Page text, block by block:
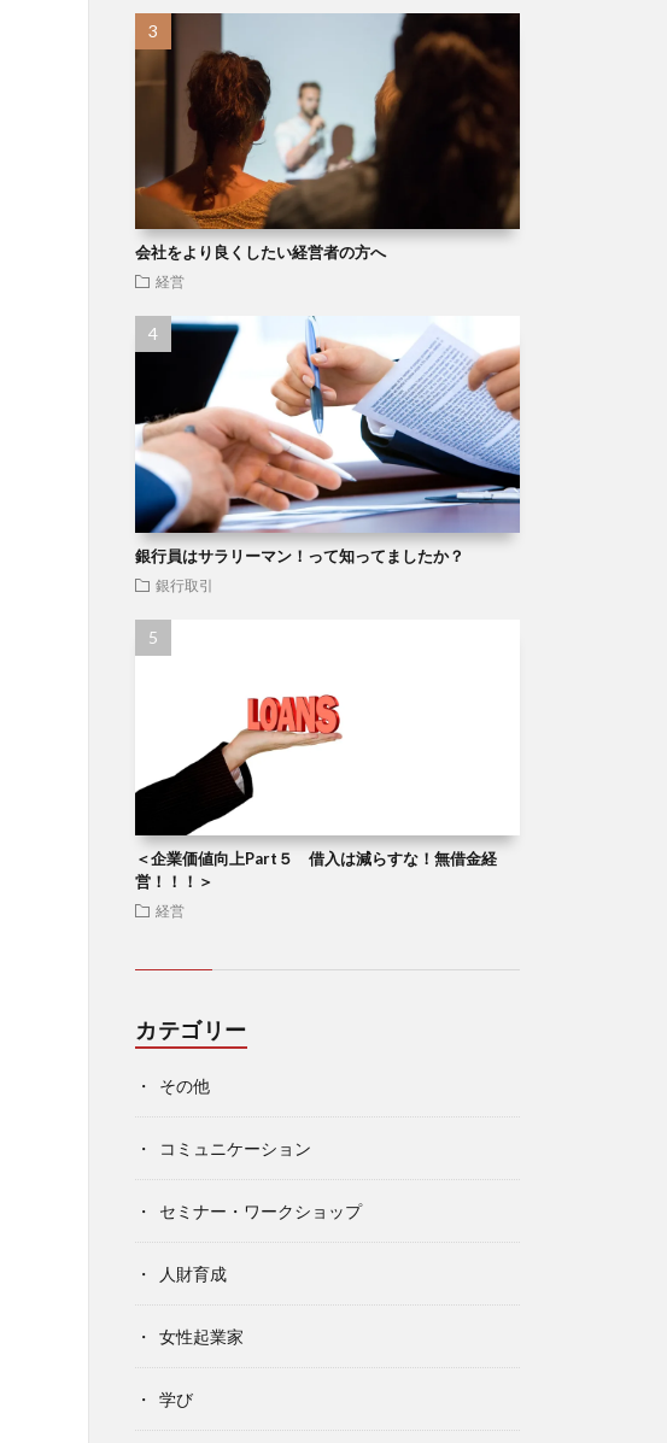
会社をより良くしたい経営者の方へ
経営
銀行員はサラリーマン！って知ってましたか？
銀行取引
＜企業価値向上Part５ 借入は減らすな！無借金経
営！！！＞
経営
カテゴリー
その他
コミュニケーション
セミナー・ワークショップ
人財育成
女性起業家
学び